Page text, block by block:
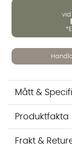
Mått &
Produktfakta
Frakt &
Vi använder AI
inte dina